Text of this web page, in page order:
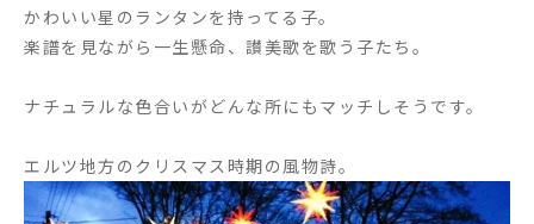
かわいい星のランタンを持ってる子。
楽譜を見ながら一生懸命、讃美歌を歌う子たち。
ナチュラルな色合いがどんな所にもマッチしそうです。
エルツ地方のクリスマス時期の風物詩。